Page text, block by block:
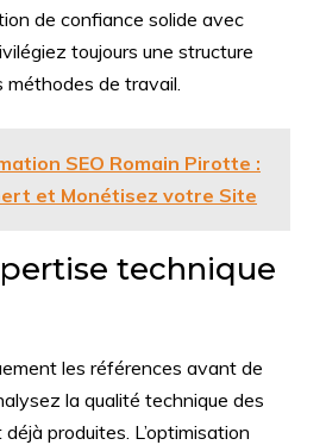
de confiance solide avec
toujours une structure
méthodes de travail.
SEO Romain Pirotte :
et Monétisez votre Site
technique
les références avant de
la qualité technique des
produites. L’optimisation